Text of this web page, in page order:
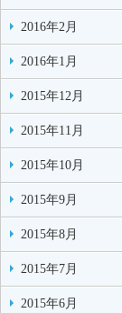
2016年2月
2016年1月
2015年12月
2015年11月
2015年10月
2015年9月
2015年8月
2015年7月
2015年6月